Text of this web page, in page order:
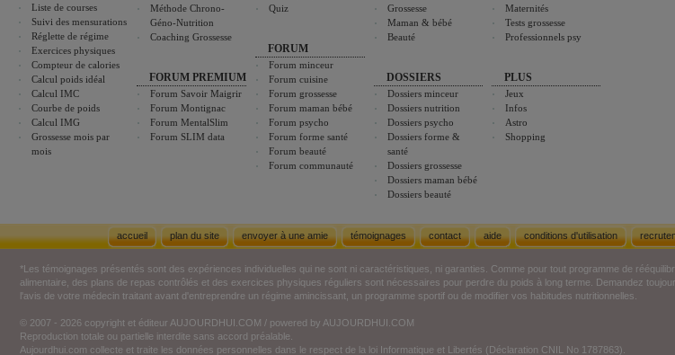
Liste de courses
Suivi des mensurations
Réglette de régime
Exercices physiques
Compteur de calories
Calcul poids idéal
Calcul IMC
Courbe de poids
Calcul IMG
Grossesse mois par
mois
Méthode Chrono-
Géno-Nutrition
Coaching Grossesse
FORUM PREMIUM
Forum Savoir Maigrir
Forum Montignac
Forum MentalSlim
Forum SLIM data
Quiz
FORUM
Forum minceur
Forum cuisine
Forum grossesse
Forum maman bébé
Forum psycho
Forum forme santé
Forum beauté
Forum communauté
Grossesse
Maman & bébé
Beauté
DOSSIERS
Dossiers minceur
Dossiers nutrition
Dossiers psycho
Dossiers forme &
santé
Dossiers grossesse
Dossiers maman bébé
Dossiers beauté
Maternités
Tests grossesse
Professionnels psy
PLUS
Jeux
Infos
Astro
Shopping
accueil plan du site envoyer à une amie témoignages contact aide conditions d'utilisation
*Les témoignages présentés sont des expériences individuelles qui ne sont ni caractéristiques, ni garanties. Comme pour tout programme de
alimentaire, des plans de repas contrôlés et des exercices physiques réguliers sont nécessaires pour perdre du poids à long terme. Demandez
l'avis de votre médecin traitant avant d'entreprendre un régime amincissant, un programme sportif ou de modifier vos habitudes nutritionnelles.
© 2007 - 2026 copyright et éditeur AUJOURDHUI.COM / powered by AUJOURDHUI.COM
Reproduction totale ou partielle interdite sans accord préalable.
Aujourdhui.com collecte et traite les données personnelles dans le respect de la loi Informatique et Libertés (Déclaration CNIL No 1787863).